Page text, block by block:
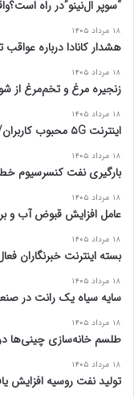
“سوپر ال‌نینو”در راه
۱۸ مرداد ۱۴۰۵
هشدار کانادا درباره عواقب تعرفه ۵۰
۱۸ مرداد ۱۴۰۵
زنجیره مرغ و تخم‌مرغ از
۱۸ مرداد ۱۴۰۵
اینترنت ۵G محبوب کاربران/ چرا ۵G بهتر از ۴G است؟
۱۸ مرداد ۱۴۰۵
بارگیری نفت کنسرسیوم
۱۸ مرداد ۱۴۰۵
عامل افزایش قبوض آب و
۱۸ مرداد ۱۴۰۵
بسته اینترنت خبرنگاران
۱۸ مرداد ۱۴۰۵
سایه سیاه یک رانت در
۱۸ مرداد ۱۴۰۵
طلسم خانه‌سازی چینی‌ها
۱۸ مرداد ۱۴۰۵
تولید نفت روسیه افزایش